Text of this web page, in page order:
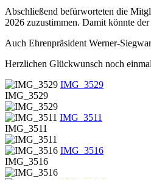
Abschließend befürworteten die
2026 zuzustimmen. Damit könnte
Auch Ehrenpräsident Werner-
Herzlichen Glückwunsch noch
IMG_3529
IMG_3529
IMG_3511
IMG_3511
IMG_3516
IMG_3516